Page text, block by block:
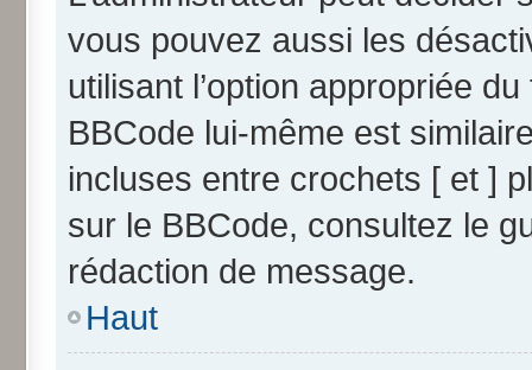
vous pouvez aussi les
utilisant l’option appropriée
BBCode lui-même est
incluses entre crochets [ et ]
sur le BBCode, consultez le
rédaction de message.
Haut